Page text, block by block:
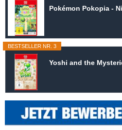
Pokémon Pokopia -
BESTSELLER NR. 3
Yoshi and the